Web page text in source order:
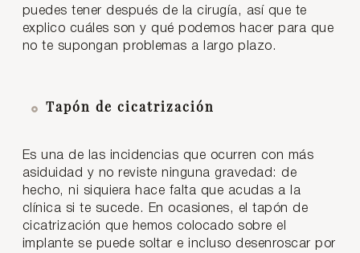
puedes tener después de la cirugía, así que te
explico cuáles son y qué podemos hacer para que
no te supongan problemas a largo plazo.
Tapón de cicatrización
Es una de las incidencias que ocurren con más
asiduidad y no reviste ninguna gravedad: de
hecho, ni siquiera hace falta que acudas a la
clínica si te sucede. En ocasiones, el tapón de
cicatrización que hemos colocado sobre el
implante se puede soltar e incluso desenroscar por